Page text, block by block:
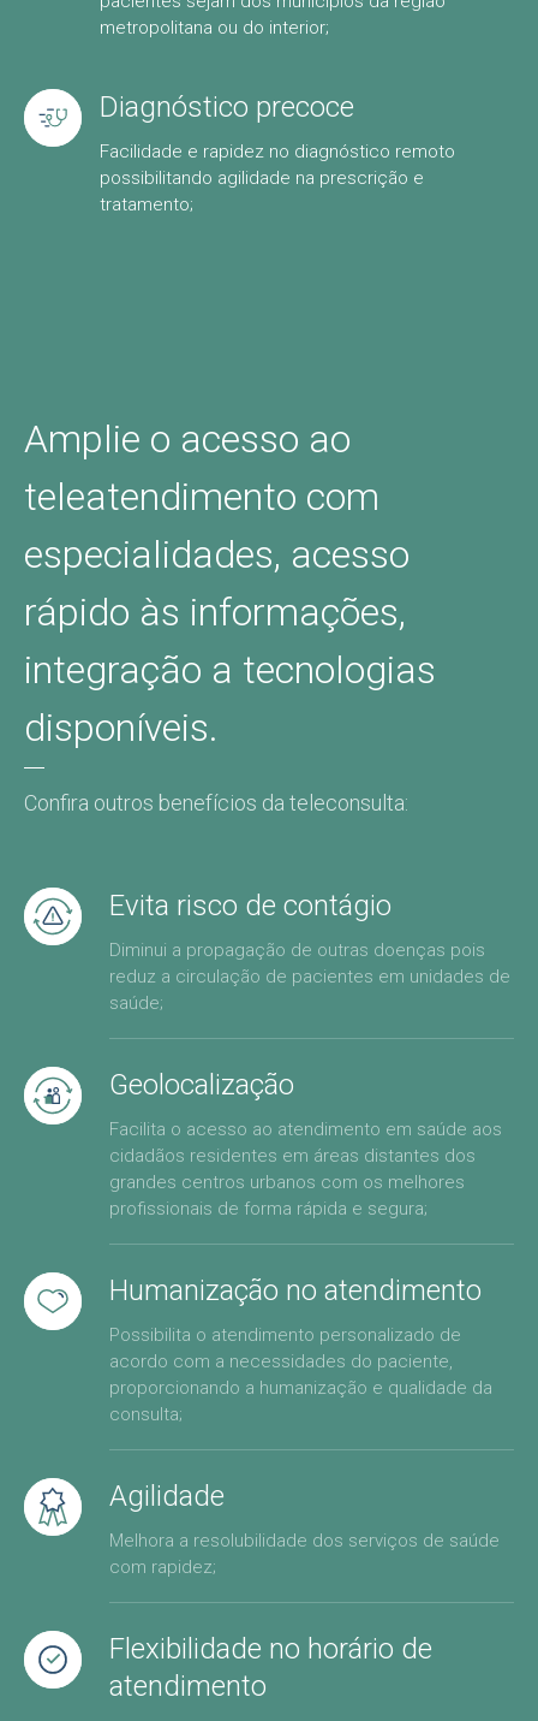
metropolitana ou do interior;
Diagnóstico precoce
Facilidade e rapidez no diagnóstico remoto
possibilitando agilidade na prescrição e
tratamento;
Amplie o acesso ao
teleatendimento com
especialidades, acesso
rápido às informações,
integração a tecnologias
disponíveis.
Confira outros benefícios da teleconsulta:
Evita risco de contágio
Diminui a propagação de outras doenças pois
reduz a circulação de pacientes em unidades de
saúde;
Geolocalização
Facilita o acesso ao atendimento em saúde aos
cidadãos residentes em áreas distantes dos
grandes centros urbanos com os melhores
profissionais de forma rápida e segura;
Humanização no atendimento
Possibilita o atendimento personalizado de
acordo com a necessidades do paciente,
proporcionando a humanização e qualidade da
consulta;
Agilidade
Melhora a resolubilidade dos serviços de saúde
com rapidez;
Flexibilidade no horário de
atendimento